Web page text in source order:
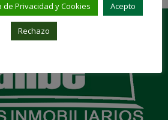
Privacidad y Cookies Acepto
Rechazo